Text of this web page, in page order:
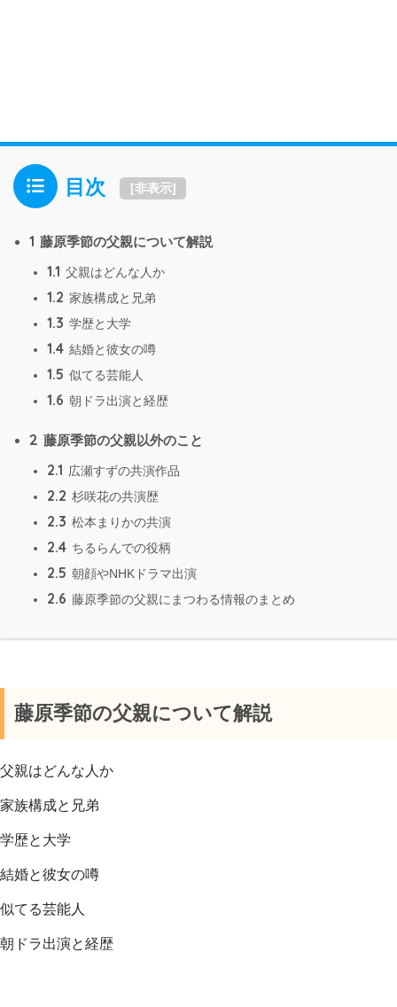
目次 [非表示]
1 藤原季節の父親について解説
1.1 父親はどんな人か
1.2 家族構成と兄弟
1.3 学歴と大学
1.4 結婚と彼女の噂
1.5 似てる芸能人
1.6 朝ドラ出演と経歴
2 藤原季節の父親以外のこと
2.1 広瀬すずの共演作品
2.2 杉咲花の共演歴
2.3 松本まりかの共演
2.4 ちるらんでの役柄
2.5 朝顔やNHKドラマ出演
2.6 藤原季節の父親にまつわる情報のまとめ
藤原季節の父親について解説
父親はどんな人か
家族構成と兄弟
学歴と大学
結婚と彼女の噂
似てる芸能人
朝ドラ出演と経歴